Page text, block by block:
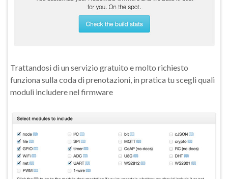
Trattandosi di un servizio gratuito e molto richiesto
funziona sulla coda di prenotazioni, in pratica tu scegli quali
moduli includere nel firmware